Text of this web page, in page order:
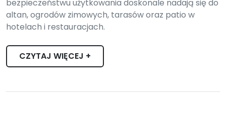
bezpieczeństwu użytkowania doskonale nadają się do
altan, ogrodów zimowych, tarasów oraz patio w
hotelach i restauracjach.
CZYTAJ WIĘCEJ +